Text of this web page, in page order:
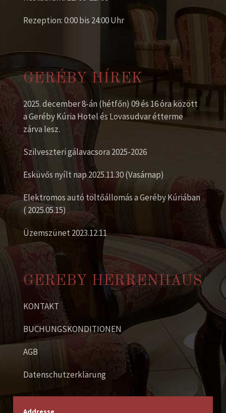
Rezeption: 0:00 bis 24:00 Uhr
GERÉBY HÍREK
2025. december 8-án (hétfőn) 09 és 16 óra között
a Geréby Kúria Hotel és Lovasudvar étterme
zárva lesz.
Szilveszteri gálavacsora 2025-2026
Esküvős nyílt nap 2025.11.30 (Vasárnap)
Elektromos autó töltőállomás a Geréby Kúriában
( 2025.05.15)
Üzemszünet 2023.12.11
GEREBY HERRENHAUS
KONTAKT
BUCHUNGSKONDITIONEN
AGB
Datenschutzerklärung